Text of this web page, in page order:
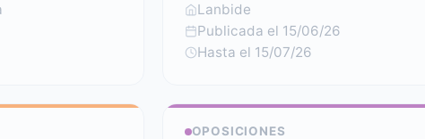
Lanbide
Publicada el 15/06/26
Hasta el 15/07/26
OPOSICIONES